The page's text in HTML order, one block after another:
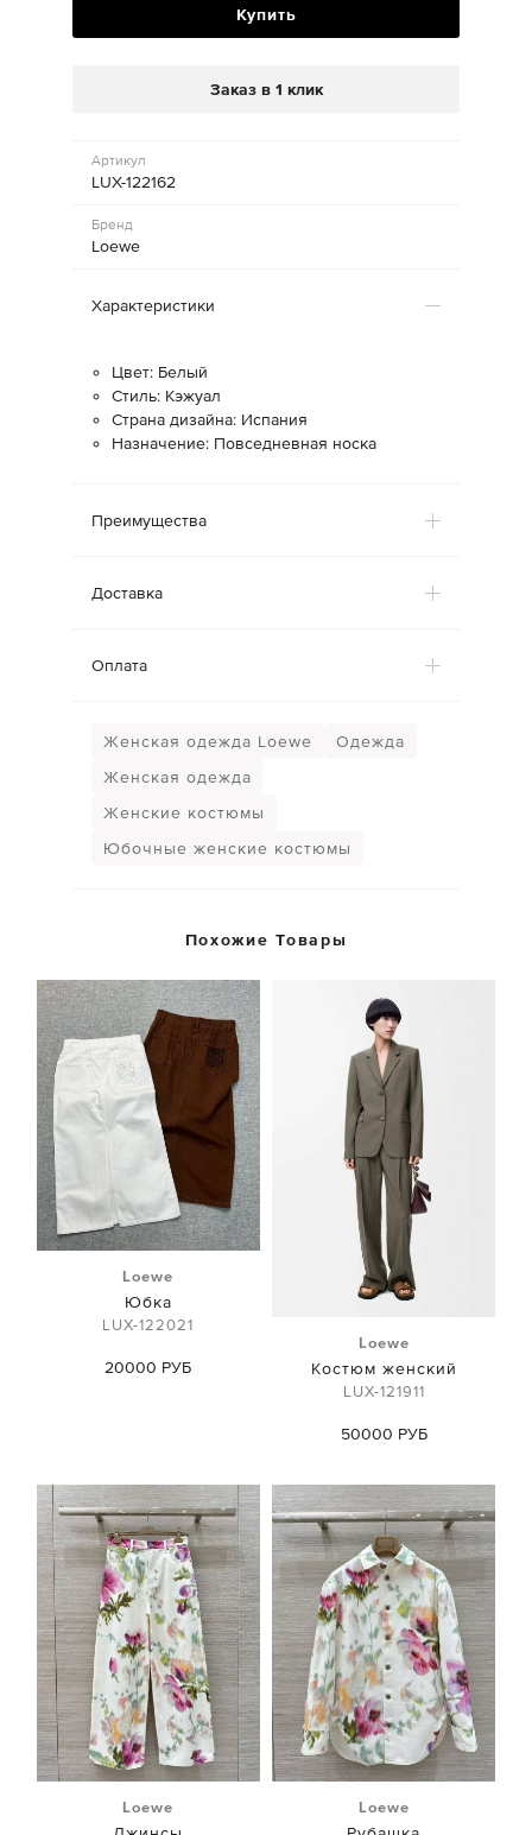
Купить
Заказ в 1 клик
Артикул
LUX-122162
Бренд
Loewe
Характеристики
Цвет: Белый
Стиль: Кэжуал
Страна дизайна: Испания
Назначение: Повседневная носка
Преимущества
Доставка
Оплата
Женская одежда Loewe
Одежда
Женская одежда
Женские костюмы
Юбочные женские костюмы
Похожие Товары
Loewe
Юбка
LUX-122021
20000 РУБ
Loewe
Костюм женский
LUX-121911
50000 РУБ
Loewe Loewe